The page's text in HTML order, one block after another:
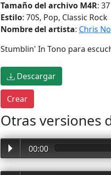
Tamaño del archivo M4R:
Estilo: 70S, Pop, Classic Rock
Nombre del artista: Chris
Stumblin' In Tono para
Descargar
Otras versiones
00:00